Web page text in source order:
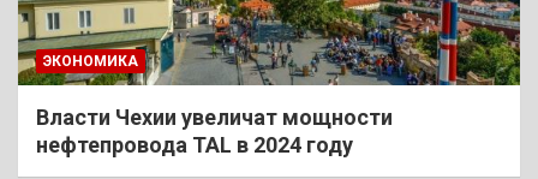
ЭКОНОМИКА
Власти Чехии увеличат мощности
нефтепровода TAL в 2024 году